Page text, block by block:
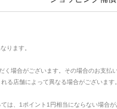
ります。
場合がございます。その場合のお支払
る店舗によって異なる場合がございます
は、1ポイント1円相当にならない場合